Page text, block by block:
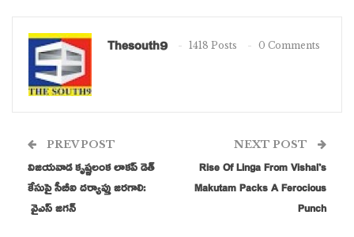
డిజిటల్ మీడియా, సోషల్ మీడియా, యూట్యూబ్‌తో పాటు వివిధ రంగాల్లో
చేయనున్నట్లు ఆయన వెల్లడించారు.
2015 నుంచి వీబీ ఎంటర్‌టైన్‌మెంట్స్ ఆధ్వర్యంలో బుల్లితెర అవార్డ్స్, వెండితెర
Thesouth9 1418 Posts 0 Comments
PREV POST
విజయవాడ కృష్ణలంక లాకప్ డెత్
కేసుపై సీబీఐ దర్యాప్తు జరగాలి:
వైఎస్ జగన్
NEXT POST
Rise Of Linga From Vishal’s
Makutam Packs A Ferocious
Punch